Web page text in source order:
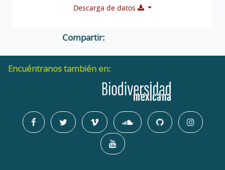
Descarga de datos
Compartir:
Encuéntranos también en: